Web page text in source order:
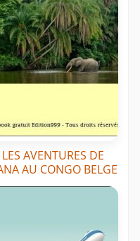
LES AVENTURES DE
AU CONGO BELGE